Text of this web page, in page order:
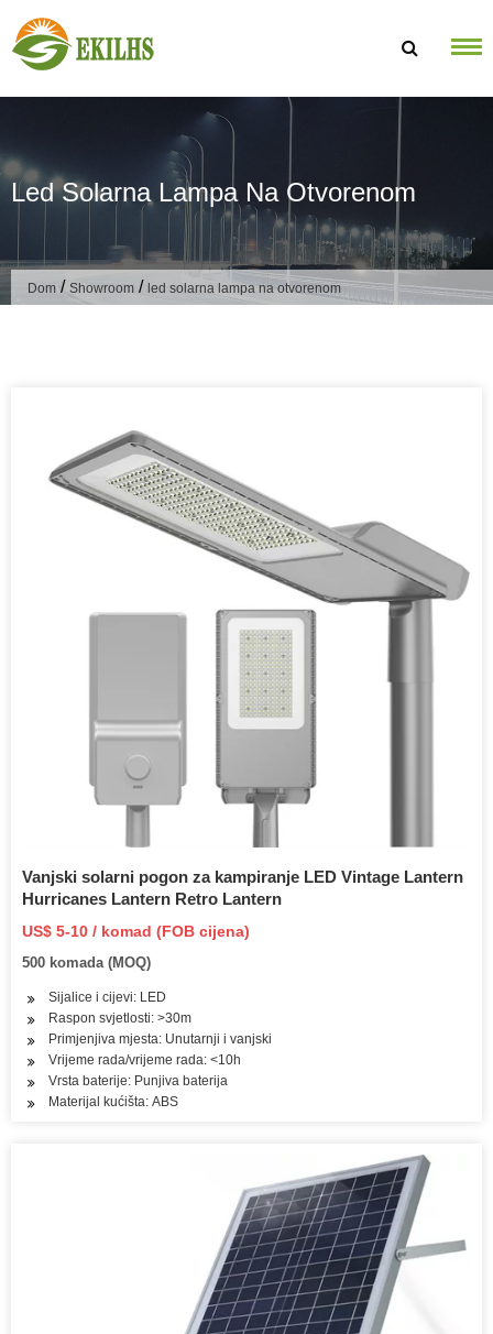
Led Solarna Lampa Na Otvorenom
Dom / Showroom / led solarna lampa na otvorenom
Vanjski solarni pogon za kampiranje LED Vintage Lantern
Hurricanes Lantern Retro Lantern
US$ 5-10 / komad (FOB cijena)
500 komada (MOQ)
Sijalice i cijevi: LED
Raspon svjetlosti: >30m
Primjenjiva mjesta: Unutarnji i vanjski
Vrijeme rada/vrijeme rada: <10h
Vrsta baterije: Punjiva baterija
Materijal kućišta: ABS